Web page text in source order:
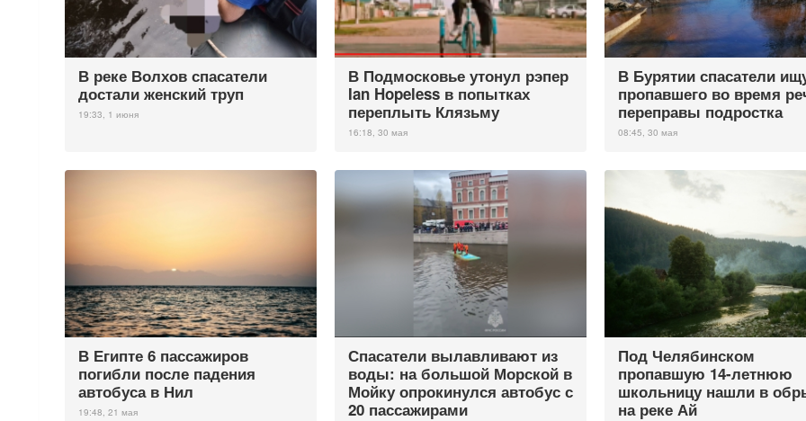
В реке Волхов спасатели
достали женский труп
19:33, 1 июня
В Подмосковье утонул рэпер
Ian Hopeless в попытках
переплыть Клязьму
16:18, 30 мая
В Бурятии спасатели
пропавшего во время
переправы подростка
08:45, 30 мая
В Египте 6 пассажиров
погибли после падения
автобуса в Нил
19:48, 21 мая
Спасатели вылавливают из
воды: на большой Морской в
Мойку опрокинулся автобус с
20 пассажирами
Под Челябинском
пропавшую 14-летнюю
школьницу нашли в
на реке Ай